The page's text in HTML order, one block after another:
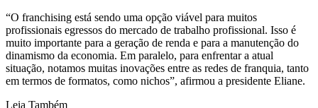
“O franchising está sendo uma opção viável para muitos
profissionais egressos do mercado de trabalho profissional. Isso é
muito importante para a geração de renda e para a manutenção do
dinamismo da economia. Em paralelo, para enfrentar a atual
situação, notamos muitas inovações entre as redes de franquia, tanto
em termos de formatos, como nichos”, afirmou a presidente Eliane.
Leia Também